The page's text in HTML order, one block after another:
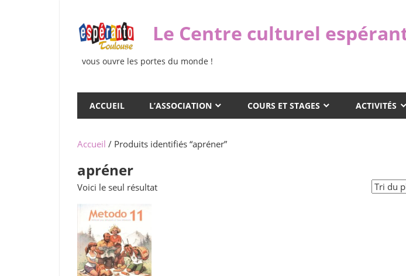
content
Le Centre culturel
vous ouvre les portes du monde !
ACCUEIL L’ASSOCIATION COURS ET STAGES ACTIVITÉS
Accueil / Produits identifiés “apréner”
apréner
Voici le seul résultat